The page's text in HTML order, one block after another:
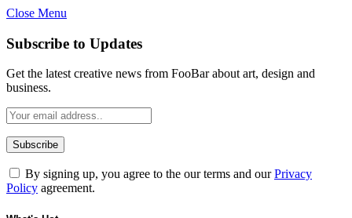
Close Menu
Subscribe to Updates
Get the latest creative news from FooBar about art, design and
business.
By signing up, you agree to the our terms and ourPrivacy
Policy agreement.